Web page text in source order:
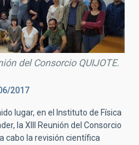
del Consorcio QUIJOTE.
2017
lugar, en el Instituto de Física
la XIII Reunión del Consorcio
cabo la revisión científica